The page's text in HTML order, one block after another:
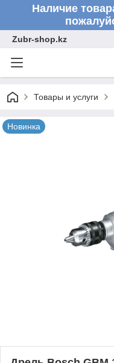
Наличие
Zubr-shop.kz
Товары и услуги
Новинка